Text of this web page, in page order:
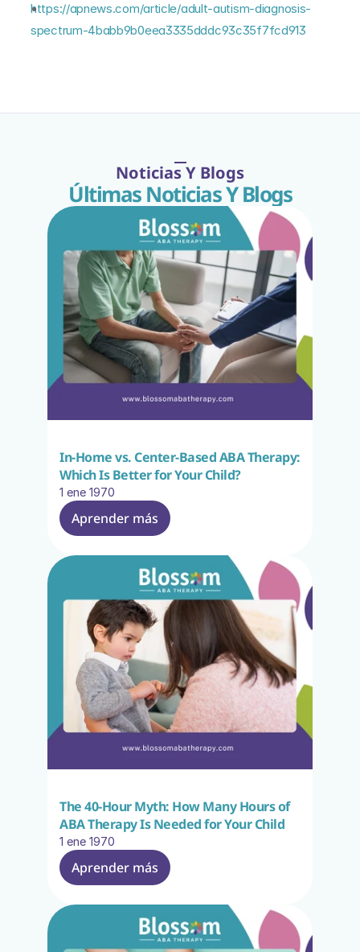
https://apnews.com/article/adult-autism-diagnosis-
spectrum-4babb9b0eea3335dddc93c35f7fcd913
Noticias Y Blogs
Últimas Noticias Y Blogs
In-Home vs. Center-Based ABA Therapy:
Which Is Better for Your Child?
1 ene 1970
Aprender más
The 40-Hour Myth: How Many Hours of
ABA Therapy Is Needed for Your Child
1 ene 1970
Aprender más